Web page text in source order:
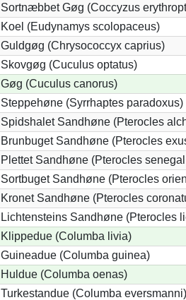
Sortnæbbet Gøg (Coccyzus
Koel (Eudynamys scolopaceus)
Guldgøg (Chrysococcyx caprius)
Skovgøg (Cuculus optatus)
Gøg (Cuculus canorus)
Steppehøne (Syrrhaptes paradoxus)
Spidshalet Sandhøne (Pterocles
Brunbuget Sandhøne (Pterocles
Plettet Sandhøne (Pterocles
Sortbuget Sandhøne (Pterocles
Kronet Sandhøne (Pterocles
Lichtensteins Sandhøne (Pterocles
Klippedue (Columba livia)
Guineadue (Columba guinea)
Huldue (Columba oenas)
Turkestandue (Columba eversmanni)